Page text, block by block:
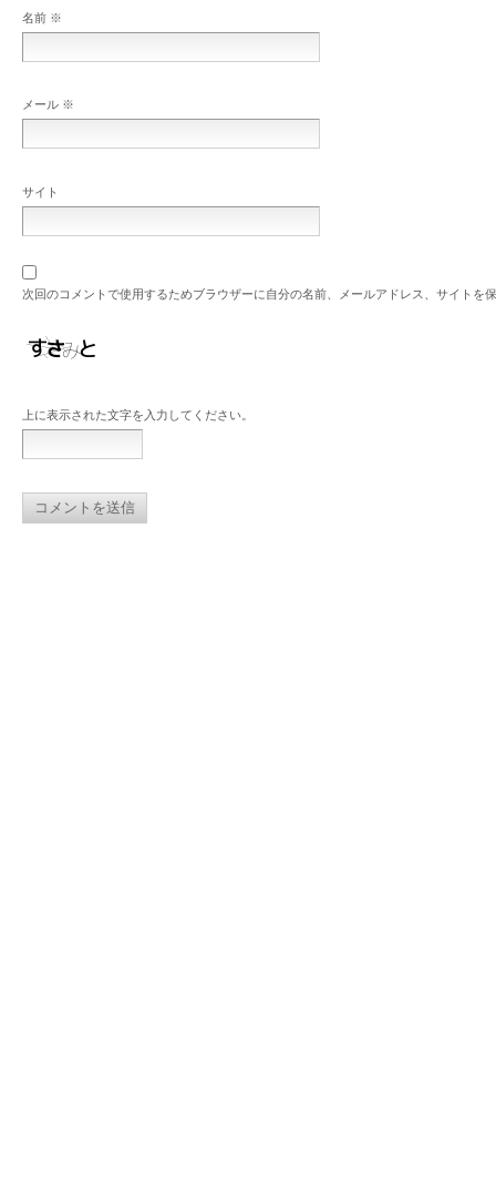
名前 ※
メール ※
サイト
次回のコメントで使用するためブラウザーに自分の名前、メールアドレス、サイトを
上に表示された文字を入力してください。